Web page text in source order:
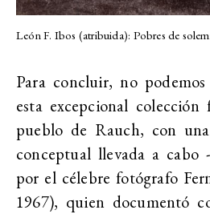
León F. Ibos (atribuida): Pobres de
Para concluir, no
esta excepcional
pueblo de Rauch, con
conceptual llevada a cabo
por el célebre fotógrafo
1967), quien documentó